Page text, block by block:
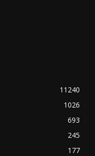
11240
1026
693
245
177